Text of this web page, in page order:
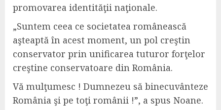
promovarea identităţii naţionale.
„Suntem ceea ce societatea românească
aşteaptă în acest moment, un pol creştin
conservator prin unificarea tuturor forţelor
creştine conservatoare din România.
Vă mulţumesc ! Dumnezeu să binecuvânteze
România şi pe toţi românii !”, a spus Noane.